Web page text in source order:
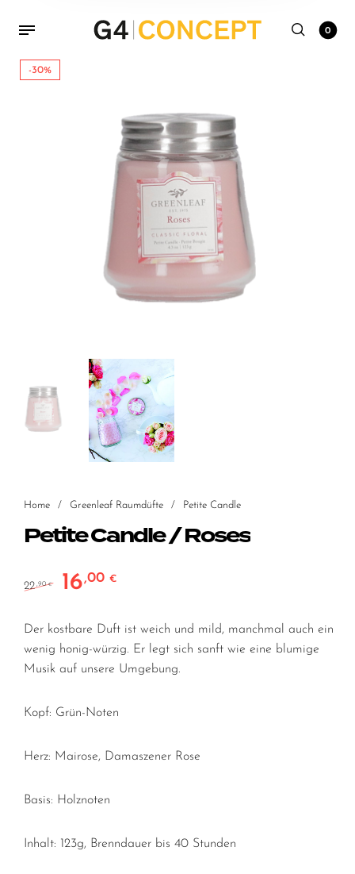
0
-30%
Home / Greenleaf Raumdüfte / Petite Candle
Petite Candle / Roses
22 ,90€ Ursprünglicher Preis war: 22,90 €
16,00€
Der kostbare Duft ist weich und mild, manchmal auch ein
wenig honig-würzig. Er legt sich sanft wie eine blumige
Musik auf unsere Umgebung.
Kopf: Grün-Noten
Herz: Mairose, Damaszener Rose
Basis: Holznoten
Inhalt: 123g, Brenndauer bis 40 Stunden